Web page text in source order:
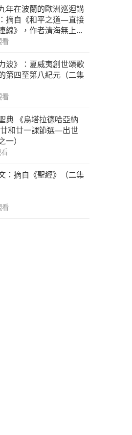
年在波蘭的歐洲巡迴講
摘自《和平之道—直接
線》，作者清海無上師
）（二集之一）
看
波》：夏威夷創世頌歌
第四至第八紀元（二集
看
典 《烏塔拉德哈亞納
和廿一課節選—出世
一）
：摘自《聖經》（二集
看